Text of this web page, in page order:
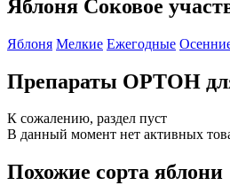
Яблоня Соковое
Яблоня Мелкие Ежегодные
Препараты ОРТОН
К сожалению, раздел пуст
В данный момент нет активных
Похожие сорта яблони